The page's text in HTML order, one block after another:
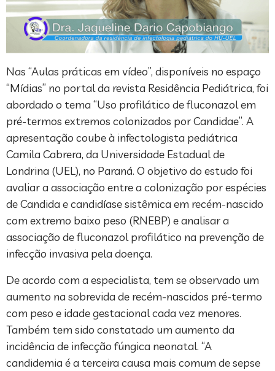
Nas “Aulas práticas em vídeo”, disponíveis no espaço
“Mídias” no portal da revista Residência Pediátrica, foi
abordado o tema “Uso profilático de fluconazol em
pré-termos extremos colonizados por Candidae”. A
apresentação coube à infectologista pediátrica
Camila Cabrera, da Universidade Estadual de
Londrina (UEL), no Paraná. O objetivo do estudo foi
avaliar a associação entre a colonização por espécies
de Candida e candidíase sistêmica em recém-nascido
com extremo baixo peso (RNEBP) e analisar a
associação de fluconazol profilático na prevenção de
infecção invasiva pela doença.
De acordo com a especialista, tem se observado um
aumento na sobrevida de recém-nascidos pré-termo
com peso e idade gestacional cada vez menores.
Também tem sido constatado um aumento da
incidência de infecção fúngica neonatal. “A
candidemia é a terceira causa mais comum de sepse